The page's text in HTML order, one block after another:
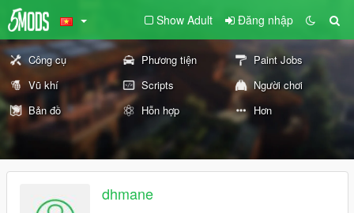
Show Adult Đăng nhập
Công cụ Phương tiện
Paint Jobs
Vũ khí
Scripts
Người chơi
Bản đồ
Hỗn hợp Hơn
dhmane